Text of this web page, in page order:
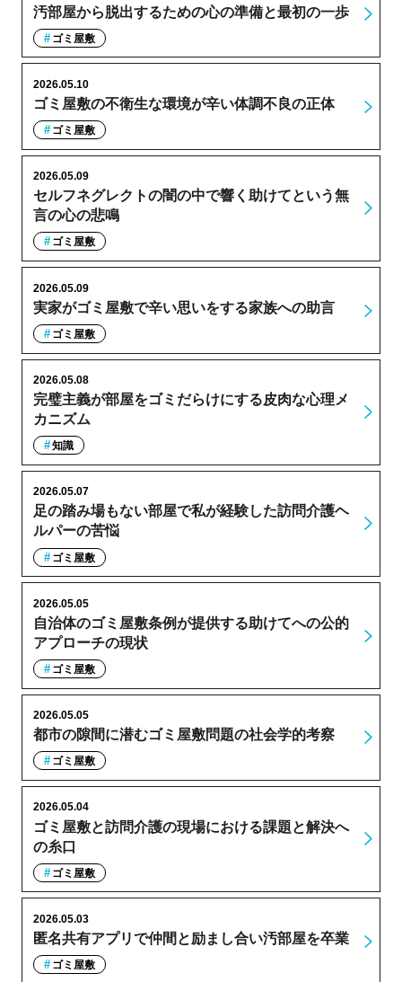
汚部屋から脱出するための心の準備と最初の一歩
ゴミ屋敷
ゴミ屋敷の不衛生な環境が辛い体調不良の正体
2026.05.10
ゴミ屋敷
セルフネグレクトの闇の中で響く助けてという無
言の心の悲鳴
2026.05.09
ゴミ屋敷
実家がゴミ屋敷で辛い思いをする家族への助言
2026.05.09
ゴミ屋敷
完璧主義が部屋をゴミだらけにする皮肉な心理メ
カニズム
2026.05.08
知識
足の踏み場もない部屋で私が経験した訪問介護ヘ
ルパーの苦悩
2026.05.07
ゴミ屋敷
自治体のゴミ屋敷条例が提供する助けてへの公的
アプローチの現状
2026.05.05
ゴミ屋敷
都市の隙間に潜むゴミ屋敷問題の社会学的考察
2026.05.05
ゴミ屋敷
ゴミ屋敷と訪問介護の現場における課題と解決へ
の糸口
2026.05.04
ゴミ屋敷
匿名共有アプリで仲間と励まし合い汚部屋を卒業
2026.05.03
ゴミ屋敷